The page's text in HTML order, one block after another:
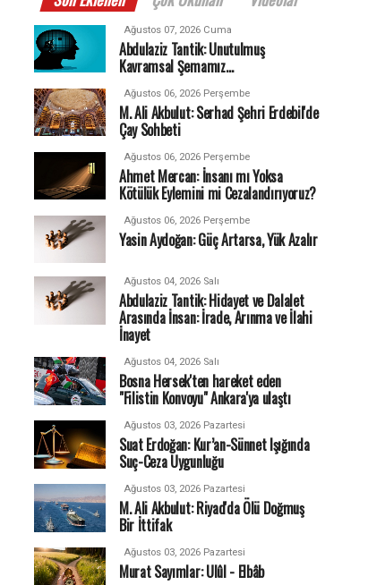
Ağustos 07, 2026 Cuma
Abdulaziz Tantik: Unutulmuş
Kavramsal Şemamız…
Ağustos 06, 2026 Perşembe
M. Ali Akbulut: Serhad Şehri Erdebil'de
Çay Sohbeti
Ağustos 06, 2026 Perşembe
Ahmet Mercan: İnsanı mı Yoksa
Kötülük Eylemini mi Cezalandırıyoruz?
Ağustos 06, 2026 Perşembe
Yasin Aydoğan: Güç Artarsa, Yük Azalır
Ağustos 04, 2026 Salı
Abdulaziz Tantik: Hidayet ve Dalalet
Arasında İnsan: İrade, Arınma ve İlahi
İnayet
Ağustos 04, 2026 Salı
Bosna Hersek'ten hareket eden
"Filistin Konvoyu" Ankara'ya ulaştı
Ağustos 03, 2026 Pazartesi
Suat Erdoğan: Kur’an-Sünnet Işığında
Suç-Ceza Uygunluğu
Ağustos 03, 2026 Pazartesi
M. Ali Akbulut: Riyad'da Ölü Doğmuş
Bir İttifak
Ağustos 03, 2026 Pazartesi
Murat Sayımlar: Ulûl - Elbâb